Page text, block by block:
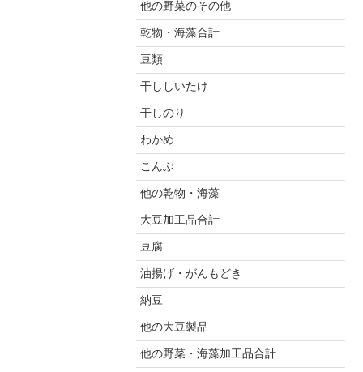
他の野菜のその他
乾物・海藻合計
豆類
干ししいたけ
干しのり
わかめ
こんぶ
他の乾物・海藻
大豆加工品合計
豆腐
油揚げ・がんもどき
納豆
他の大豆製品
他の野菜・海藻加工品合計